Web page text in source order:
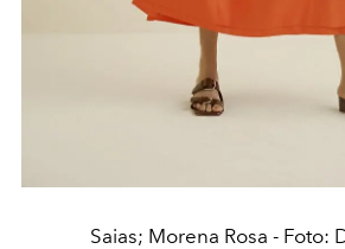
Saias; Morena Rosa - Foto: